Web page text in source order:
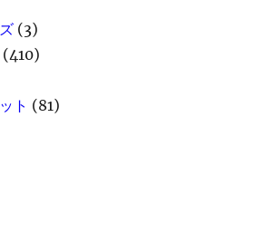
(3)
(410)
ト (81)